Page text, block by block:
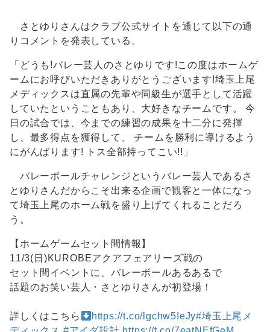
さとゆりさんはクラブ公式サイトを通じて以下の通
りコメントを発表している。
「どうも!バレー芸人のさとゆりです!この度はホームゲ
ームにお呼びいただきありがとうございます!埼玉上尾
メディックスは直属の先輩や同級生が選手として活躍
していたということもあり、大好きなチームです。 今
日の試合では、今までの練習の成果を十二分に発揮
し、最多得点を獲得して、 チームを勝利に導けるよう
にがんばります! トス全部持ってこい!!」
バレーボールチャレンジというバレー芸人であるさ
とゆりさんだからこそ出来る企画で観客と一体になっ
て埼玉上尾のホーム戦を盛り上げてくれることだろ
う。
【ホームゲームセット間情報】
11/3(日)KUROBEアクアフェアリーズ戦の
セット間イベントに、バレーボールあるあるで
話題のお笑い芸人・さとゆりさんが初登場！
詳しくはこちら https://t.co/lgchw5IeJy#埼玉上尾メ